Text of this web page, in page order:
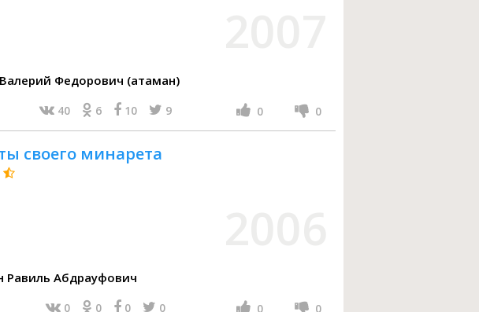
Федорович (атаман)
40 6 10 9 0 0
своего минарета
Равиль Абдрауфович
0 0 0 0 0 0